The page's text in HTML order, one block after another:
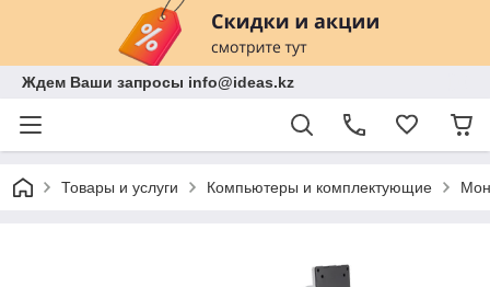
Ждем Ваши запросы info@ideas.kz
Товары и услуги Компьютеры и комплектующие